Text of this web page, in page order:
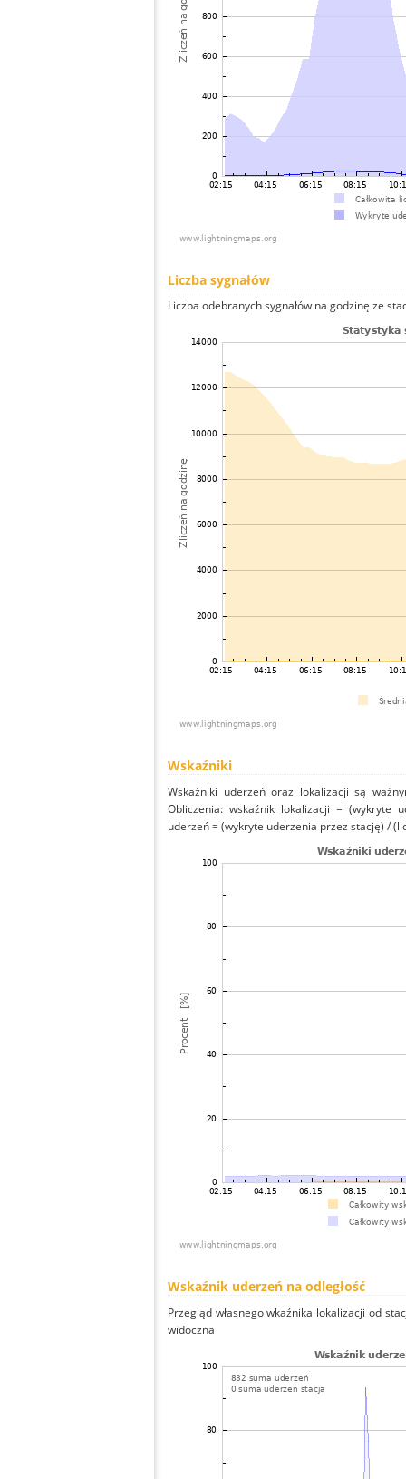
Liczba sygnałów
Liczba odebranych sygnałów na godzinę ze
Wskaźniki
Wskaźniki uderzeń oraz lokalizacji są
Obliczenia: wskaźnik lokalizacji = (wykryte
uderzeń = (wykryte uderzenia przez stację) /
Wskaźnik uderzeń na odległość
Przegląd własnego wkaźnika lokalizacji od
widoczna